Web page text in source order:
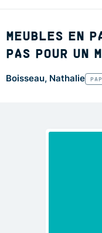
MEUBLES EN
PAS POUR
Boisseau, Nathalie